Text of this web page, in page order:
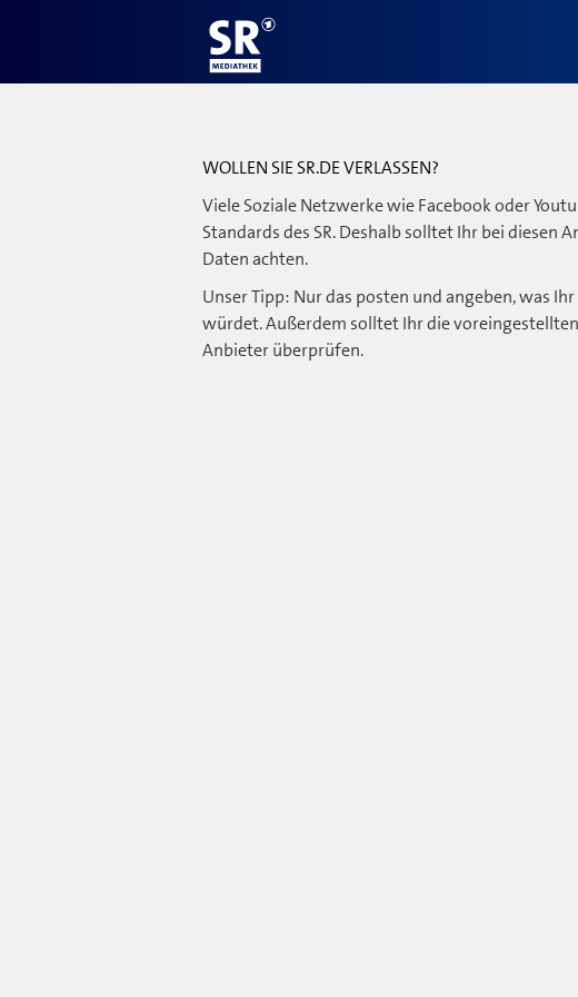
WOLLEN SIE SR.DE VERLASSEN?
Viele Soziale Netzwerke wie Facebook oder
Standards des SR. Deshalb solltet Ihr bei diesen
Daten achten.
Unser Tipp: Nur das posten und angeben, was
würdet. Außerdem solltet Ihr die
Anbieter überprüfen.